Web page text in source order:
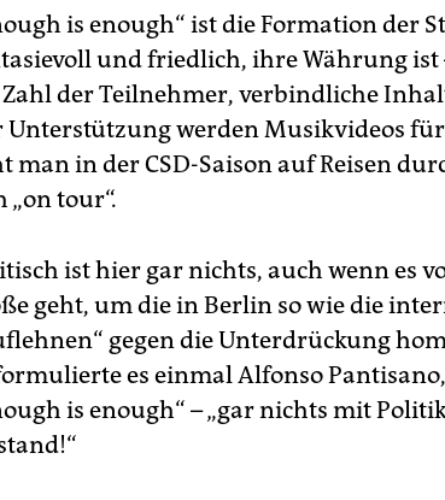
is enough“ ist die Formation der
und friedlich, ihre Währung ist
der Teilnehmer, verbindliche
Unterstützung werden Musikvideos
man in der CSD-Saison auf Reisen
„on tour“.
ist hier gar nichts, auch wenn es
geht, um die in Berlin so wie die
gegen die Unterdrückung
es einmal Alfonso
is enough“ – „gar nichts mit